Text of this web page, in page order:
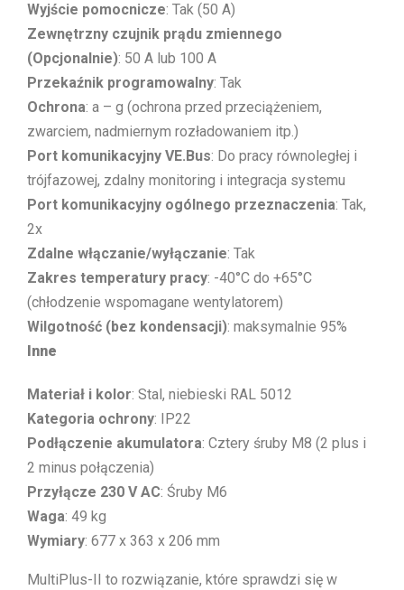
Wyjście pomocnicze: Tak (50 A)
Zewnętrzny czujnik prądu zmiennego
(Opcjonalnie): 50 A lub 100 A
Przekaźnik programowalny: Tak
Ochrona: a – g (ochrona przed przeciążeniem,
zwarciem, nadmiernym rozładowaniem itp.)
Port komunikacyjny VE.Bus: Do pracy równoległej i
trójfazowej, zdalny monitoring i integracja systemu
Port komunikacyjny ogólnego przeznaczenia: Tak,
2x
Zdalne włączanie/wyłączanie: Tak
Zakres temperatury pracy: -40°C do +65°C
(chłodzenie wspomagane wentylatorem)
Wilgotność (bez kondensacji): maksymalnie 95%
Inne
Materiał i kolor: Stal, niebieski RAL 5012
Kategoria ochrony: IP22
Podłączenie akumulatora: Cztery śruby M8 (2 plus i
2 minus połączenia)
Przyłącze 230 V AC: Śruby M6
Waga: 49 kg
Wymiary: 677 x 363 x 206 mm
MultiPlus-II to rozwiązanie, które sprawdzi się w